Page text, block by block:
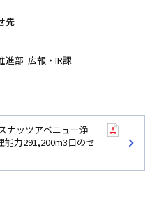
先
進部 広報・IR課
ナッツアベニュー浄
力291,200m3日のセ